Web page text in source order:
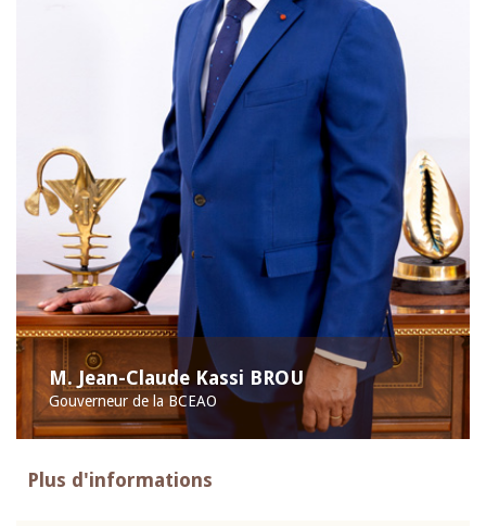
M. Jean-Claude Kassi BROU
Gouverneur de la BCEAO
Plus d'informations